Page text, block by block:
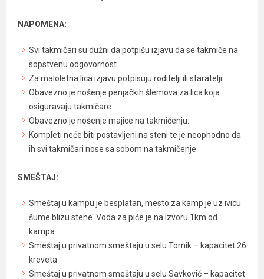
NAPOMENA:
Svi takmičari su dužni da potpišu izjavu da se takmiče na
sopstvenu odgovornost.
Za maloletna lica izjavu potpisuju roditelji ili staratelji.
Obavezno je nošenje penjačkih šlemova za lica koja
osiguravaju takmičare.
Obavezno je nošenje majice na takmičenju.
Kompleti neće biti postavljeni na steni te je neophodno da
ih svi takmičari nose sa sobom na takmičenje
SMEŠTAJ:
Smeštaj u kampu je besplatan, mesto za kamp je uz ivicu
šume blizu stene. Voda za piće je na izvoru 1km od
kampa.
Smeštaj u privatnom smeštaju u selu Tornik – kapacitet 26
kreveta
Smeštaj u privatnom smeštaju u selu Savković – kapacitet